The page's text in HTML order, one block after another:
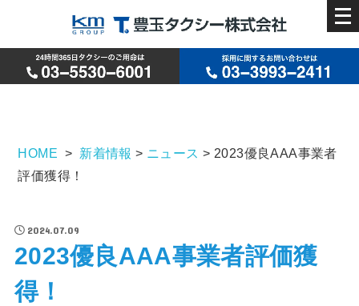
メ
ニ
ー
く
HOME > 新着情報 > ニュース > 2023優良AAA事業者
評価獲得！
2024.07.09
2023優良AAA事業者評価獲
得！